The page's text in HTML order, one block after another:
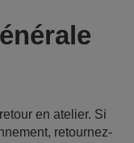
en atelier. Si
retournez-